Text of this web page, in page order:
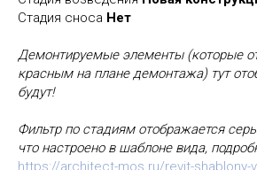
Стадия сноса Нет
Демонтируемые элементы (которые
красным на плане демонтажа) тут
будут!
Фильтр по стадиям отображается
что настроено в шаблоне вида,
https://architect-mos.ru/revit-shablony-